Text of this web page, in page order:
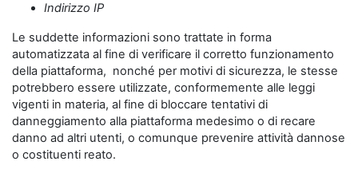
Indirizzo IP
Le suddette informazioni sono trattate in forma
automatizzata al fine di verificare il corretto funzionamento
della piattaforma, nonché per motivi di sicurezza, le stesse
potrebbero essere utilizzate, conformemente alle leggi
vigenti in materia, al fine di bloccare tentativi di
danneggiamento alla piattaforma medesimo o di recare
danno ad altri utenti, o comunque prevenire attività dannose
o costituenti reato.